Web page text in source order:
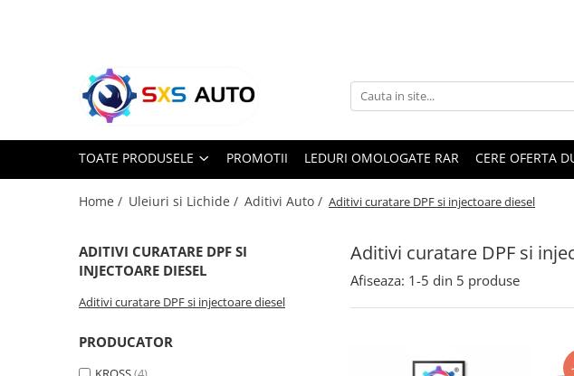
Uleiuri si Lichide
Ulei Motor Original și Aftermarket
- 0W20, 5W30, 5W40 - SXS Auto
TOATE PRODUSELE PROMOTII LEDURI OMOLOGATE RAR CERE OFERTA
Home / Uleiuri si Lichide / Aditivi Auto / Aditivi curatare DPF si injectoare diesel
Aditivi curatare DPF si
ADITIVI CURATARE DPF SI
INJECTOARE DIESEL
Aditivi curatare DPF si injectoare diesel
PRODUCATOR
Afiseaza: 1-5 din 5 produse